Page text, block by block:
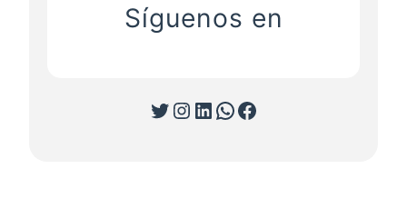
Síguenos en
Twitter Instagram LinkedIn WhatsApp Facebook